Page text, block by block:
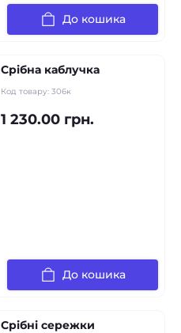
До кошика
Срібна каблучка
Код товару: 306к
1 230.00 грн.
До кошика
Срібні сережки